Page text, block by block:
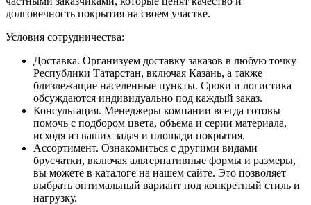
долговечность покрытия на своем участке.
Условия сотрудничества:
Доставка. Организуем доставку заказов в любую точку
Республики Татарстан, включая Казань, а также
близлежащие населенные пункты. Сроки и логистика
обсуждаются индивидуально под каждый заказ.
Консультация. Менеджеры компании всегда готовы
помочь с подбором цвета, объема и серии материала,
исходя из ваших задач и площади покрытия.
Ассортимент. Ознакомиться с другими видами
брусчатки, включая альтернативные формы и размеры,
вы можете в каталоге на нашем сайте. Это позволяет
выбрать оптимальный вариант под конкретный стиль и
нагрузку.